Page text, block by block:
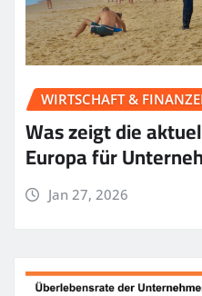
WIRTSCHAFT &
Was zeigt die
Europa für
Jan 27, 2026